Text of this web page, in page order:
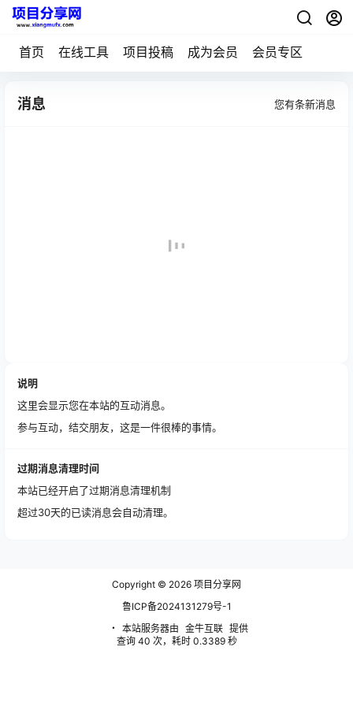
首页 在线工具 项目投稿 成为会员 会员专区
消息 您有条新消息
说明
这里会显示您在本站的互动消息。
参与互动，结交朋友，这是一件很棒的事情。
过期消息清理时间
本站已经开启了过期消息清理机制
超过30天的已读消息会自动清理。
Copyright © 2026 项目分享网
鲁ICP备2024131279号-1
・ 本站服务器由 金牛互联 提供
查询 40 次，耗时 0.3389 秒